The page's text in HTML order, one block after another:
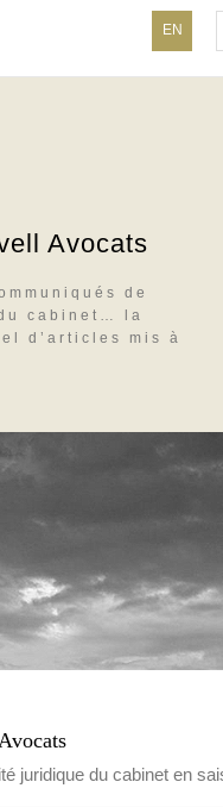
EN
Avocats
de
cabinet… la
d’articles mis à
juridique du cabinet en